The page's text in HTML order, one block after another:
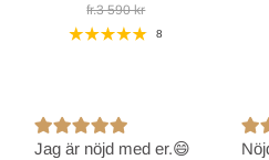
fr.3 590 kr
8
Jag är nöjd med er.😄